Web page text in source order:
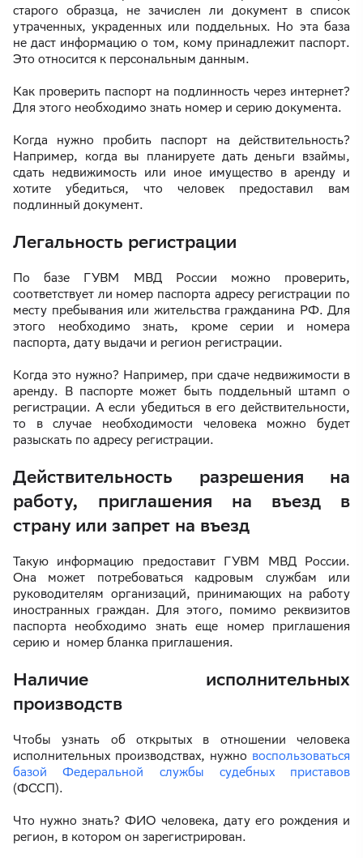
старого образца, не зачислен ли документ в список
утраченных, украденных или поддельных. Но эта база
не даст информацию о том, кому принадлежит паспорт.
Это относится к персональным данным.
Как проверить паспорт на подлинность через интернет?
Для этого необходимо знать номер и серию документа.
Когда нужно пробить паспорт на действительность?
Например, когда вы планируете дать деньги взаймы,
сдать недвижимость или иное имущество в аренду и
хотите убедиться, что человек предоставил вам
подлинный документ.
Легальность регистрации
По базе ГУВМ МВД России можно проверить,
соответствует ли номер паспорта адресу регистрации по
месту пребывания или жительства гражданина РФ. Для
этого необходимо знать, кроме серии и номера
паспорта, дату выдачи и регион регистрации.
Когда это нужно? Например, при сдаче недвижимости в
аренду. В паспорте может быть поддельный штамп о
регистрации. А если убедиться в его действительности,
то в случае необходимости человека можно будет
разыскать по адресу регистрации.
Действительность разрешения на
работу, приглашения на въезд в
страну или запрет на въезд
Такую информацию предоставит ГУВМ МВД России.
Она может потребоваться кадровым службам или
руководителям организаций, принимающих на работу
иностранных граждан. Для этого, помимо реквизитов
паспорта необходимо знать еще номер приглашения
серию и номер бланка приглашения.
Наличие исполнительных
производств
Чтобы узнать об открытых в отношении человека
исполнительных производствах, нужно воспользоваться
базой Федеральной службы судебных приставов
(ФССП).
Что нужно знать? ФИО человека, дату его рождения и
регион, в котором он зарегистрирован.